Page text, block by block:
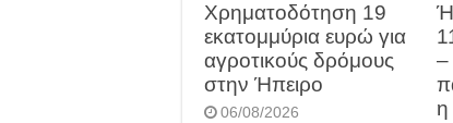
Χρηματοδότηση 19
εκατομμύρια ευρώ για
αγροτικούς δρόμους
στην Ήπειρο
06/08/2026
–
η